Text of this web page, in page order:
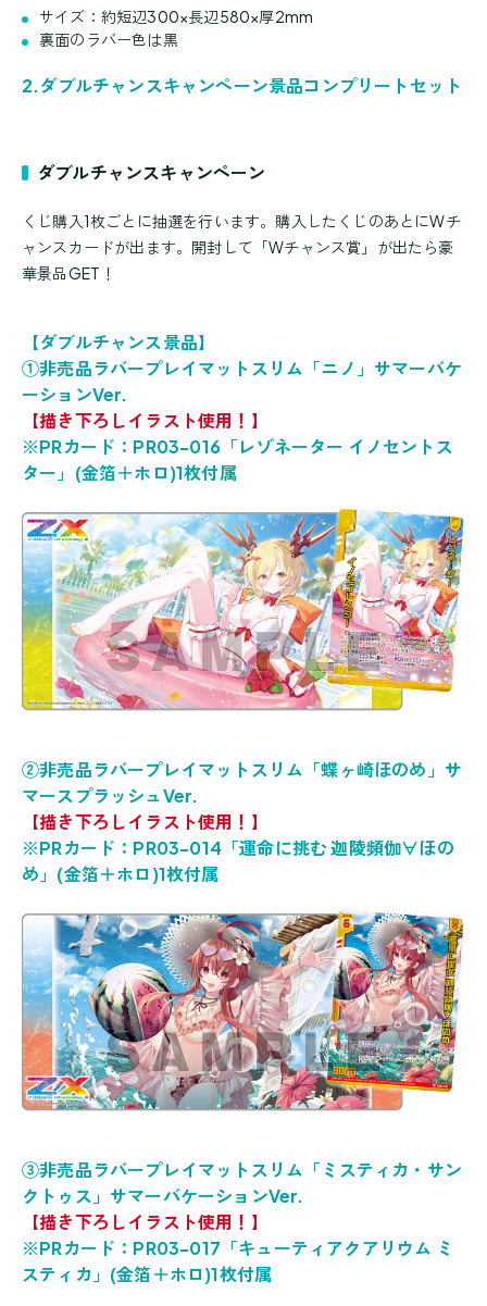
サイズ：約短辺300×長辺580×厚2mm
裏面のラバー色は黒
2.ダブルチャンスキャンペーン景品コンプリートセット
ダブルチャンスキャンペーン
くじ購入1枚ごとに抽選を行います。購入したくじのあとにWチ
ャンスカードが出ます。開封して「Wチャンス賞」が出たら豪
華景品GET！
【ダブルチャンス景品】
①非売品ラバープレイマットスリム「ニノ」サマーバケ
ーションVer.
【描き下ろしイラスト使用！】
※PRカード：PR03-016「レゾネーター イノセントス
ター」(金箔＋ホロ)1枚付属
②非売品ラバープレイマットスリム「蝶ヶ崎ほのめ」サ
マースプラッシュVer.
【描き下ろしイラスト使用！】
※PRカード：PR03-014「運命に挑む 迦陵頻伽∀ほの
め」(金箔＋ホロ)1枚付属
③非売品ラバープレイマットスリム「ミスティカ・サン
クトゥス」サマーバケーションVer.
【描き下ろしイラスト使用！】
※PRカード：PR03-017「キューティアクアリウム ミ
スティカ」(金箔＋ホロ)1枚付属